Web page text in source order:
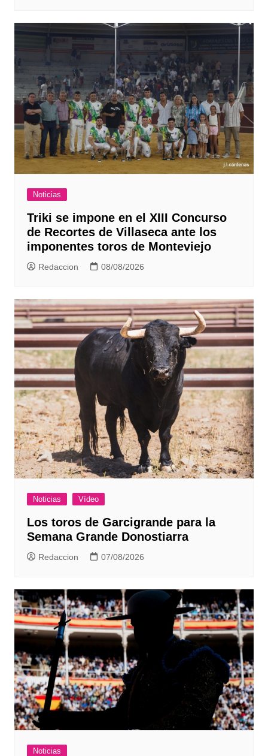
Noticias
Triki se impone en el XIII Concurso
de Recortes de Villaseca ante los
imponentes toros de Monteviejo
Redaccion 08/08/2026
Noticias Vídeo
Los toros de Garcigrande para la
Semana Grande Donostiarra
Redaccion 07/08/2026
Noticias